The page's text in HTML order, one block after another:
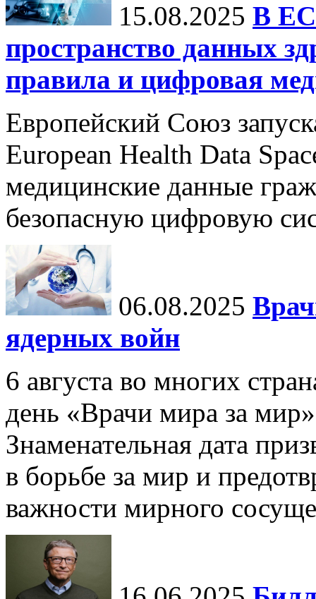
15.08.2025 В ЕС
пространство данных
правила и цифровая
Европейский Союз
European Health Data
медицинские данные
безопасную цифровую
06.08.2025
ядерных войн
6 августа во многих
день «Врачи мира за
Знаменательная дата
в борьбе за мир и
важности мирного